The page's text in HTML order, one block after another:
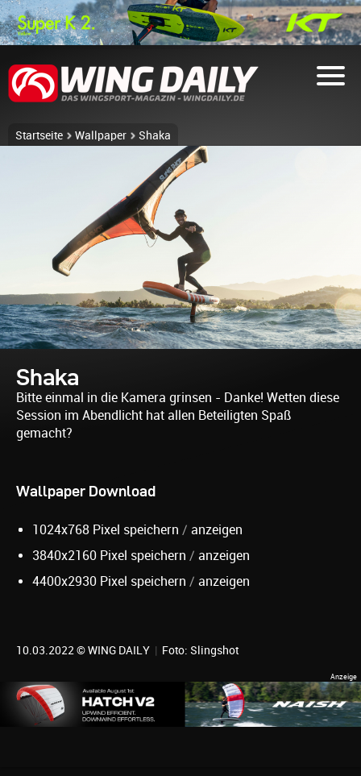
Startseite Wallpaper Shaka
Shaka
Bitte einmal in die Kamera grinsen - Danke! Wetten diese
Session im Abendlicht hat allen Beteiligten Spaß
gemacht?
Wallpaper Download
1024x768 Pixel speichern / anzeigen
3840x2160 Pixel speichern / anzeigen
4400x2930 Pixel speichern / anzeigen
10.03.2022 © WING DAILY | Foto: Slingshot